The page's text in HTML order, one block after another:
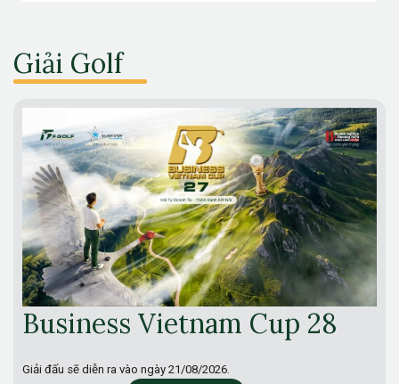
Giải Golf
Business Vietnam Cup 28
Giải đấu sẽ diễn ra vào ngày 21/08/2026.